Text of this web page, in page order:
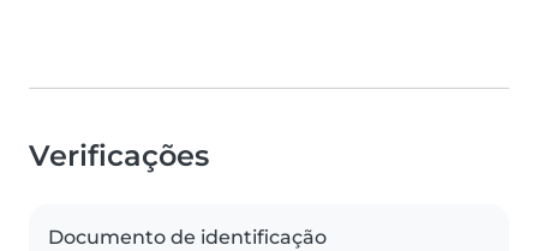
Verificações
Documento de identificação